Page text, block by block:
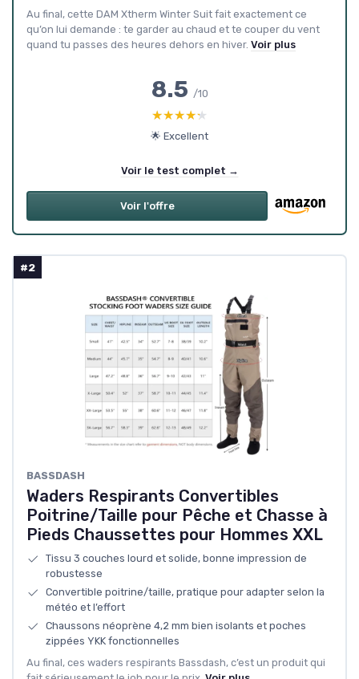
Au final, cette DAM Xtherm Winter Suit fait exactement ce
qu’on lui demande : te garder au chaud et te couper du vent
quand tu passes des heures dehors en hiver. Voir plus
8.5 /10
★★★★★
★★★★★
🌟 Excellent
Voir le test complet →
Voir l'offre
#2
BASSDASH
Waders Respirants Convertibles
Poitrine/Taille pour Pêche et Chasse à
Pieds Chaussettes pour Hommes XXL
Tissu 3 couches lourd et solide, bonne impression de
robustesse
Convertible poitrine/taille, pratique pour adapter selon la
météo et l’effort
Chaussons néoprène 4,2 mm bien isolants et poches
zippées YKK fonctionnelles
Au final, ces waders respirants Bassdash, c’est un produit qui